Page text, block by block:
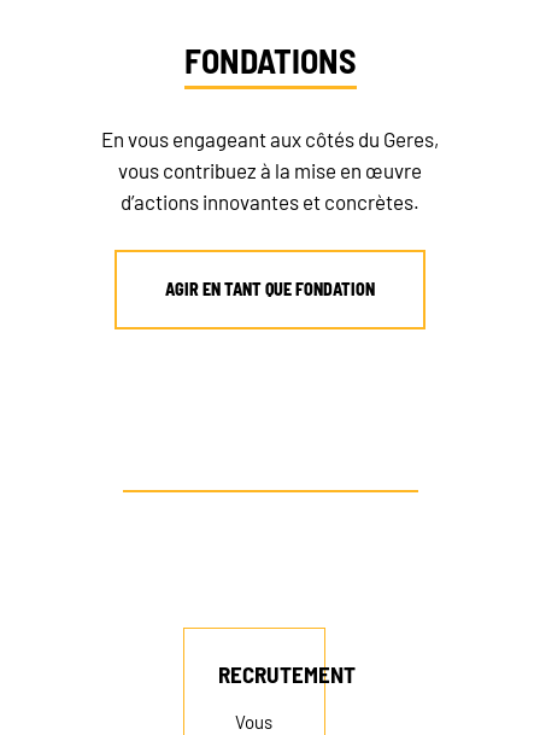
FONDATIONS
En vous engageant aux côtés du Geres,
vous contribuez à la mise en œuvre
d’actions innovantes et concrètes.
AGIR EN TANT QUE FONDATION
RECRUTEMENT
Vous